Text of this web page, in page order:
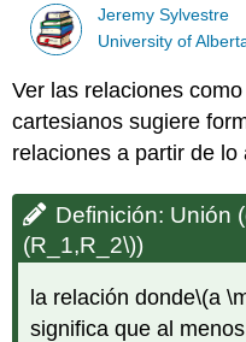
Jeremy Sylvestre
University of
Ver las relaciones
cartesianos sugiere
relaciones a partir de lo
Definición: Unión
(R_1,R_2\))
la relación donde\(a
significa que al